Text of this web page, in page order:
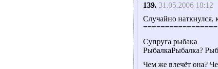
139. 31.05.2006 18:12
Случайно наткнулся,
Супруга рыбака
РыбалкаРыбалка?
Чем же влечёт она?